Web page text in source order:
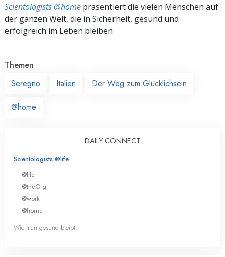
Scientologists @home präsentiert die vielen Menschen auf
der ganzen Welt, die in Sicherheit, gesund und
erfolgreich im Leben bleiben.
Themen
Seregno
Italien Der Weg zum Glücklichsein
@home
DAILY CONNECT
Scientologists @life
@life
@theOrg
@work
@home
Wie man gesund bleibt